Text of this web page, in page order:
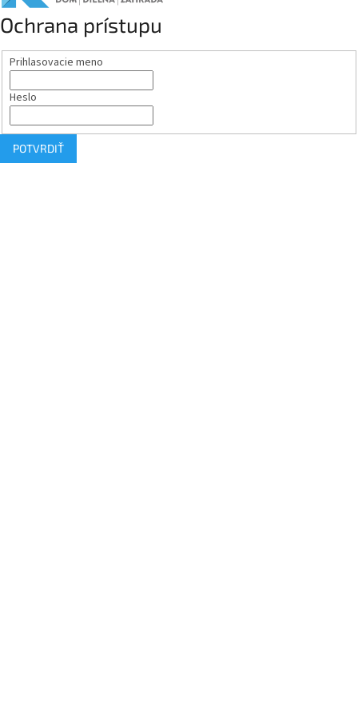
Ochrana prístupu
Prihlasovacie meno
Heslo
POTVRDIŤ